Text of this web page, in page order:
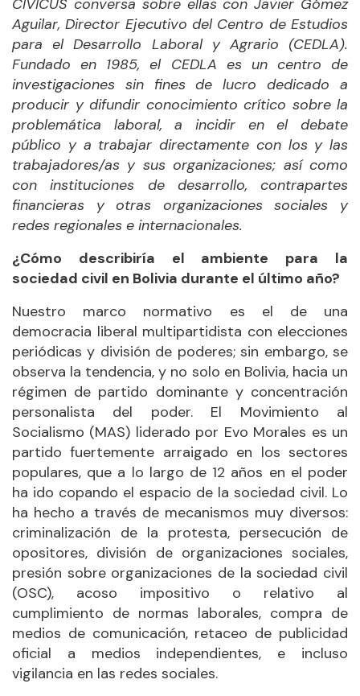
CIVICUS conversa sobre ellas con Javier Gómez
Aguilar, Director Ejecutivo del Centro de Estudios
para el Desarrollo Laboral y Agrario (CEDLA).
Fundado en 1985, el CEDLA es un centro de
investigaciones sin fines de lucro dedicado a
producir y difundir conocimiento crítico sobre la
problemática laboral, a incidir en el debate
público y a trabajar directamente con los y las
trabajadores/as y sus organizaciones; así como
con instituciones de desarrollo, contrapartes
financieras y otras organizaciones sociales y
redes regionales e internacionales.
¿Cómo describiría el ambiente para la
sociedad civil en Bolivia durante el último año?
Nuestro marco normativo es el de una
democracia liberal multipartidista con elecciones
periódicas y división de poderes; sin embargo, se
observa la tendencia, y no solo en Bolivia, hacia un
régimen de partido dominante y concentración
personalista del poder. El Movimiento al
Socialismo (MAS) liderado por Evo Morales es un
partido fuertemente arraigado en los sectores
populares, que a lo largo de 12 años en el poder
ha ido copando el espacio de la sociedad civil. Lo
ha hecho a través de mecanismos muy diversos:
criminalización de la protesta, persecución de
opositores, división de organizaciones sociales,
presión sobre organizaciones de la sociedad civil
(OSC), acoso impositivo o relativo al
cumplimiento de normas laborales, compra de
medios de comunicación, retaceo de publicidad
oficial a medios independientes, e incluso
vigilancia en las redes sociales.